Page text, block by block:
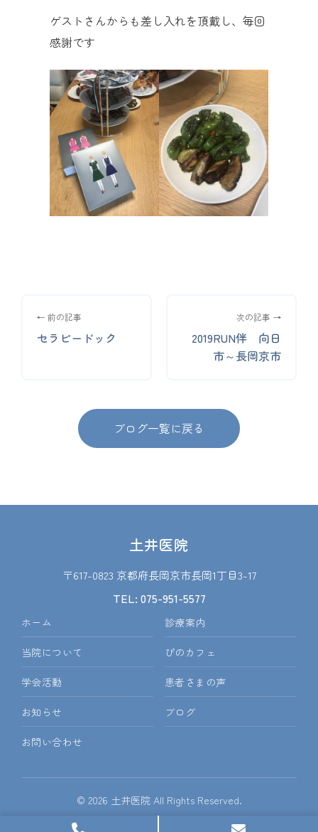
ゲストさんからも差し入れを頂戴し、毎回
感謝です
← 前の記事
セラピードック
次の記事 →
2019RUN伴 向日
市～長岡京市
ブログ一覧に戻る
土井医院
〒617-0823 京都府長岡京市長岡1丁目3-17
TEL: 075-951-5577
ホーム 診療案内
当院について ぴのカフェ
学会活動 患者さまの声
お知らせ ブログ
お問い合わせ
© 2026 土井医院 All Rights Reserved.